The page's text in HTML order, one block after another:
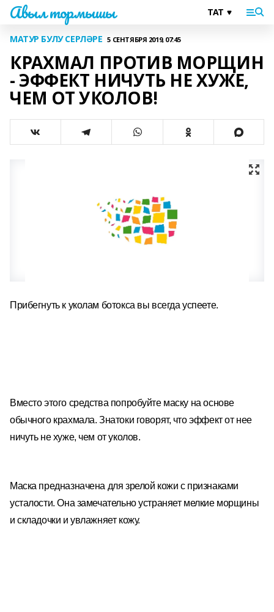
Авыл тормышы
МАТУР БУЛУ СЕРЛӘРЕ 5 СЕНТЯБРЯ 2019, 07:45
КРАХМАЛ ПРОТИВ МОРЩИН
- ЭФФЕКТ НИЧУТЬ НЕ ХУЖЕ,
ЧЕМ ОТ УКОЛОВ!
Прибегнуть к уколам ботокса вы всегда успеете.
Вместо этого средства попробуйте маску на основе
обычного крахмала. Знатоки говорят, что эффект от нее
ничуть не хуже, чем от уколов.
Маска предназначена для зрелой кожи с признаками
усталости. Она замечательно устраняет мелкие морщины
и складочки и увлажняет кожу.